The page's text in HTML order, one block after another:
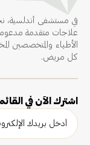
في مستشفى أندلسية،
علاجات متقدمة
الأطباء والمتخصصين
كل مريض.
اشترك الآن في